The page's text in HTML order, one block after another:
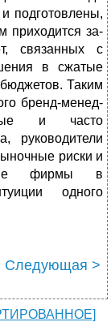
подготовлены,
приходится за­
связанных с
в сжатые
Таким
бренд-менед­
и часто
руководители
риски и
фирмы в
одного
Следующая >